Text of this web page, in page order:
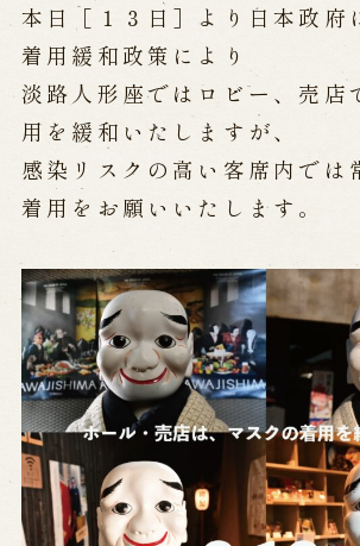
公演情報
公演カレンダー
開催中の公
近日開催の公演
出張公演
出張公演
学校公演
海外旅行客向け特別公演「く
歴史
淡路島と国生み神話
淡路人形浄瑠璃の歴史
淡路人形独自の演目
淡路人
南あわじ市の伝統芸能
本日［１３日］より日本政府
着用緩和政策により
淡路人形座ではロビー、売店
用を緩和いたしますが、
感染リスクの高い客席内では
着用をお願いいたします。